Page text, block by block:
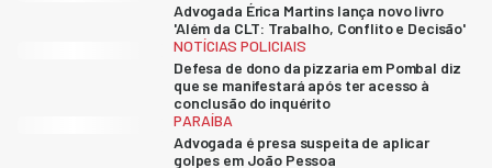
Advogada Érica Martins lança novo livro
'Além da CLT: Trabalho, Conflito e Decisão'
NOTÍCIAS POLICIAIS
Defesa de dono da pizzaria em Pombal diz
que se manifestará após ter acesso à
conclusão do inquérito
PARAÍBA
Advogada é presa suspeita de aplicar
golpes em João Pessoa